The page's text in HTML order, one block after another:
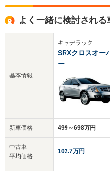
よく一緒に検討される
基本情報
新車価格
中古車
平均価格
キャデラック
SRXクロスオー
ー
499～698万円
102.7万円